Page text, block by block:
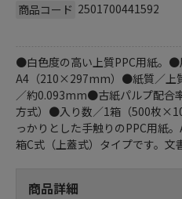
商品コード 2501700441592
●白色度の高い上質PPC用紙。●
A4（210×297mm）●紙質／上
／約0.093mm●古紙パルプ配合
方式）●入り数／1箱（500枚
っかりとした手触りのPPC用紙
箱C式（上蓋式）タイプです。文
商品詳細